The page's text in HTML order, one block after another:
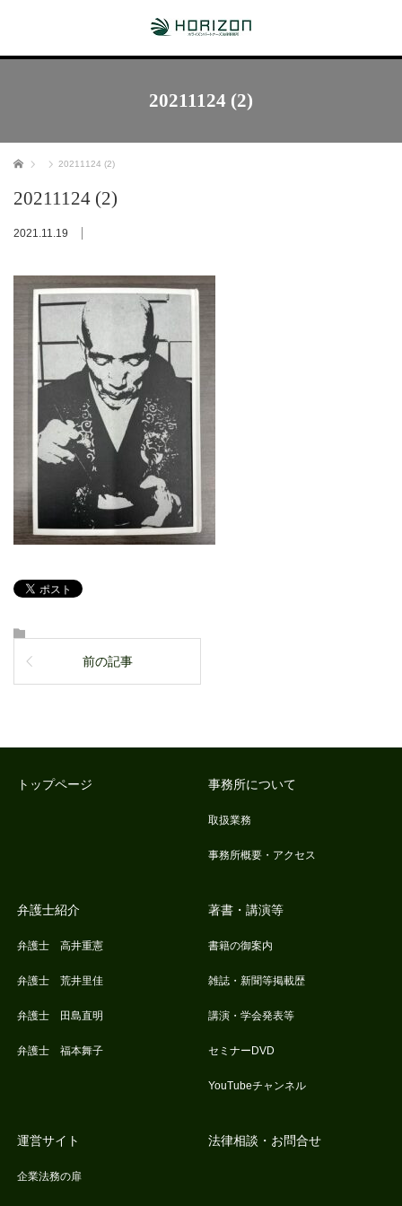
20211124 (2)
ホーム 20211124 (2)
20211124 (2)
2021.11.19
前の記事
トップページ 事務所について
取扱業務
事務所概要・アクセス
弁護士紹介
弁護士 高井重憲
弁護士 荒井里佳
弁護士 田島直明
弁護士 福本舞子
著書・講演等
書籍の御案内
雑誌・新聞等掲載歴
講演・学会発表等
セミナーDVD
YouTubeチャンネル
運営サイト
企業法務の扉
法律相談・お問合せ